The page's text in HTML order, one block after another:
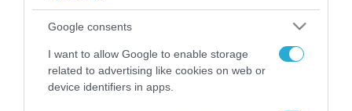
Google consents
I want to allow Google to enable storage
related to advertising like cookies on web or
device identifiers in apps.
FOCUS ON